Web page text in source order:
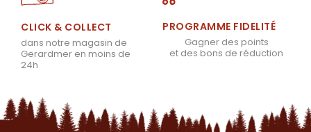
CLICK & COLLECT
dans notre magasin de
Gerardmer en moins de
24h
PROGRAMME FIDELITÉ
Gagner des points
et des bons de réduction